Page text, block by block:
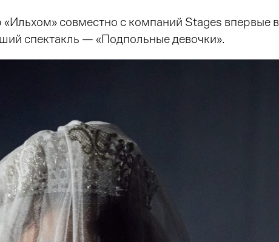
«Ильхом» совместно с компаний Stages впервые в
спектакль — «Подпольные девочки».